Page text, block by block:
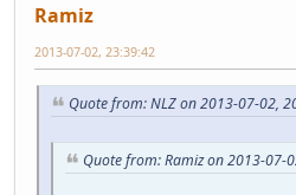
Ramiz
2013-07-02, 23:39:42
Quote from: NLZ on 2013-07-02,
Quote from: Ramiz on 2013-07-